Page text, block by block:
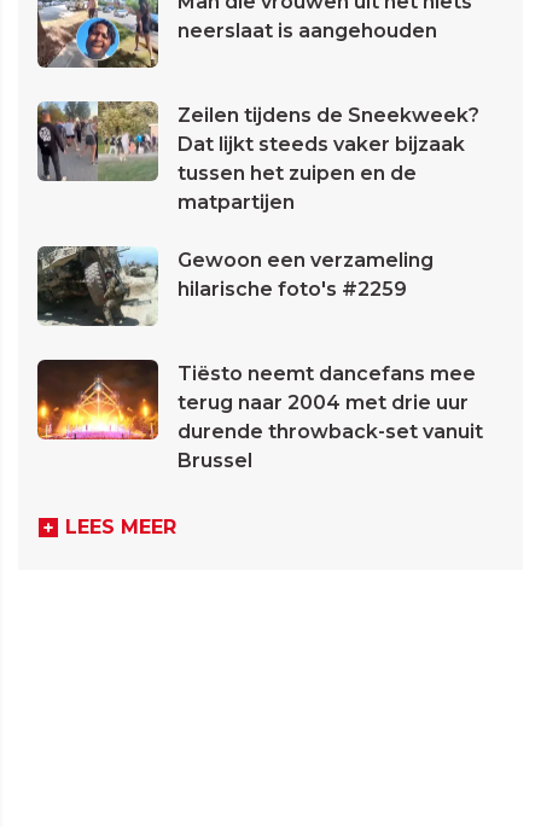
neerslaat is aangehouden
Zeilen tijdens de Sneekweek?
Dat lijkt steeds vaker bijzaak
tussen het zuipen en de
matpartijen
Gewoon een verzameling
hilarische foto's #2259
Tiësto neemt dancefans mee
terug naar 2004 met drie uur
durende throwback-set vanuit
Brussel
LEES MEER